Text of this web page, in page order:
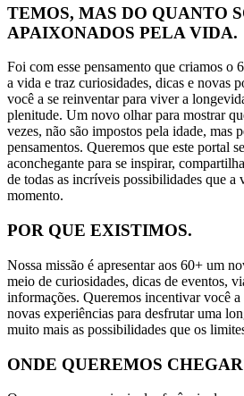
TEMOS, MAS DO QUANTO
APAIXONADOS PELA VIDA.
Foi com esse pensamento que criamos o
a vida e traz curiosidades, dicas e novas
você a se reinventar para viver a
plenitude. Um novo olhar para mostrar
vezes, não são impostos pela idade, mas
pensamentos. Queremos que este portal
aconchegante para se inspirar,
de todas as incríveis possibilidades que a
momento.
POR QUE EXISTIMOS.
Nossa missão é apresentar aos 60+ um
meio de curiosidades, dicas de eventos,
informações. Queremos incentivar você
novas experiências para desfrutar uma
muito mais as possibilidades que os
ONDE QUEREMOS